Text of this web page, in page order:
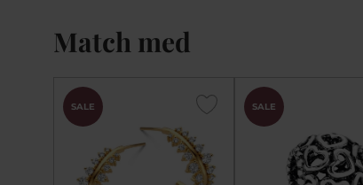
Match med
SALE SALE